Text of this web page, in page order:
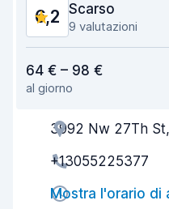
6,2 Scarso
9 valutazioni
Facile da trovare
Gentilezza degli agenti
Rapidità del ritiro
Rapidità della riconsegna
64 € – 98 €
al giorno
3992 Nw 27Th
+13055225377
Mostra l'orario di